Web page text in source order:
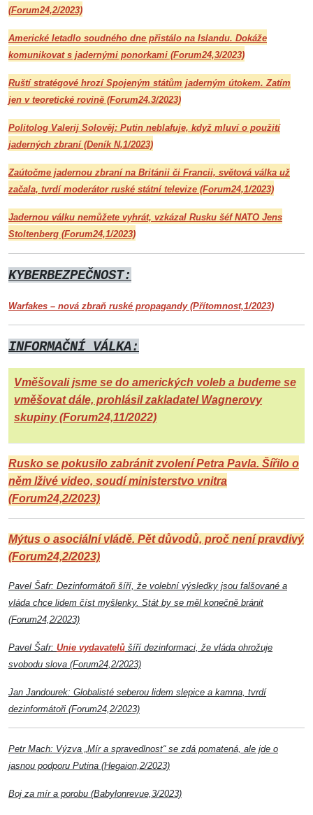
(Forum24,2/2023)
Americké letadlo soudného dne přistálo na Islandu. Dokáže
komunikovat s jadernými ponorkami (Forum24,3/2023)
Ruští stratégové hrozí Spojeným státům jaderným útokem. Zatím
jen v teoretické rovině (Forum24,3/2023)
Politolog Valerij Solověj: Putin neblafuje, když mluví o použití
jaderných zbraní (Deník N,1/2023)
Zaútočme jadernou zbraní na Británii či Francii, světová válka už
začala, tvrdí moderátor ruské státní televize (Forum24,1/2023)
Jadernou válku nemůžete vyhrát, vzkázal Rusku šéf NATO Jens
Stoltenberg (Forum24,1/2023)
KYBERBEZPEČNOST:
Warfakes – nová zbraň ruské propagandy (Přítomnost,1/2023)
INFORMAČNÍ VÁLKA:
Vměšovali jsme se do amerických voleb a budeme se
vměšovat dále, prohlásil zakladatel Wagnerovy
skupiny (Forum24,11/2022)
Rusko se pokusilo zabránit zvolení Petra Pavla. Šířilo o
něm lživé video, soudí ministerstvo vnitra
(Forum24,2/2023)
Mýtus o asociální vládě. Pět důvodů, proč není pravdivý
(Forum24,2/2023)
Pavel Šafr: Dezinformátoři šíří, že volební výsledky jsou falšované a
vláda chce lidem číst myšlenky. Stát by se měl konečně bránit
(Forum24,2/2023)
Pavel Šafr: Unie vydavatelů šíří dezinformaci, že vláda ohrožuje
svobodu slova (Forum24,2/2023)
Jan Jandourek: Globalisté seberou lidem slepice a kamna, tvrdí
dezinformátoři (Forum24,2/2023)
Petr Mach: Výzva „Mír a spravedlnost“ se zdá pomatená, ale jde o
jasnou podporu Putina (Hegaion,2/2023)
Boj za mír a porobu (Babylonrevue,3/2023)